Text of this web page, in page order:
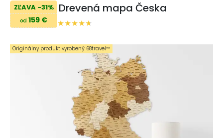
ZĽAVA -31%
od 159 €
Drevená mapa Česka
Originálny produkt vyrobený 68travel™️